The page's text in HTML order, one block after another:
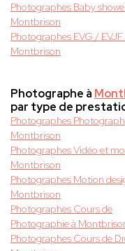
Photographes Baby
Montbrison
Photographes EVG / EVJF
Montbrison
Photographe à
par type de
Photographes
Montbrison
Photographes Vidéo et
Montbrison
Photographes Motion
Montbrison
Photographes Cours de
Photographie à
Photographes Cours de